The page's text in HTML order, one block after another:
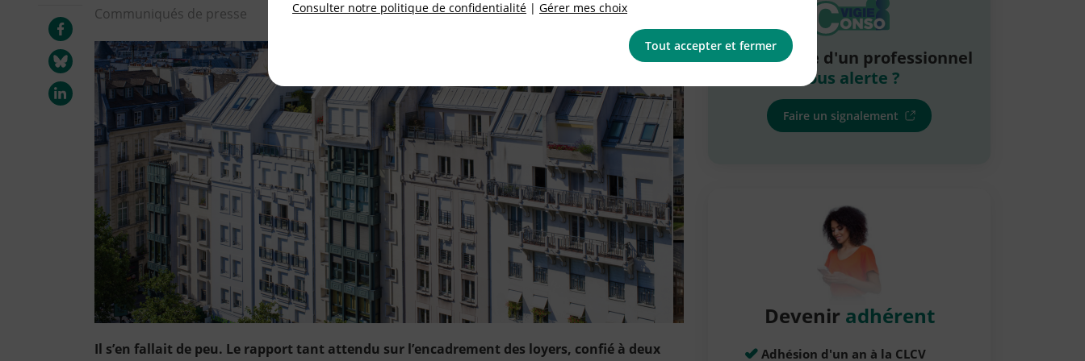
Communiqués de presse
Il s’en fallait de peu. Le rapport tant attendu sur l’encadrement des loyers, confié à deux
La pratique d'un professionnel
vous alerte ?
Faire un signalement
Devenir adhérent
Adhésion d'un an à la CLCV
Consulter notre politique de confidentialité | Gérer mes choix
Tout accepter et fermer